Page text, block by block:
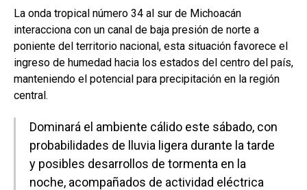
La onda tropical número 34 al sur de Michoacán
interacciona con un canal de baja presión de norte a
poniente del territorio nacional, esta situación favorece el
ingreso de humedad hacia los estados del centro del país,
manteniendo el potencial para precipitación en la región
central.
Dominará el ambiente cálido este sábado, con
probabilidades de lluvia ligera durante la tarde
y posibles desarrollos de tormenta en la
noche, acompañados de actividad eléctrica